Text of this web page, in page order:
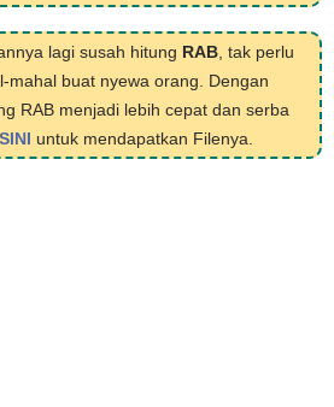
lagi susah hitung RAB , tak perlu
mahal buat nyewa orang. Dengan
RAB menjadi lebih cepat dan serba
untuk mendapatkan Filenya.